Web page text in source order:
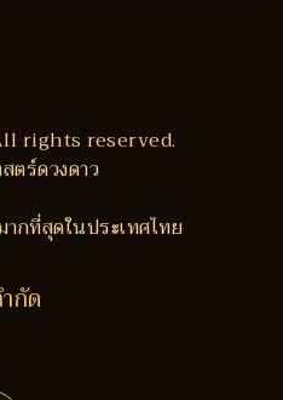
rights reserved.
ตร์ดวงดาว
กที่สุดในประเทศไทย
กัด